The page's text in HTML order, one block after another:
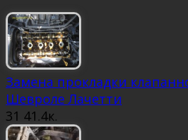
Замена прокладки
Шевроле Лачетти
31 41.4к.